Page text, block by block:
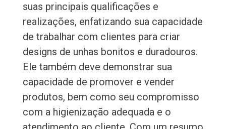
suas principais qualificações e
realizações, enfatizando sua capacidade
de trabalhar com clientes para criar
designs de unhas bonitos e duradouros.
Ele também deve demonstrar sua
capacidade de promover e vender
produtos, bem como seu compromisso
com a higienização adequada e o